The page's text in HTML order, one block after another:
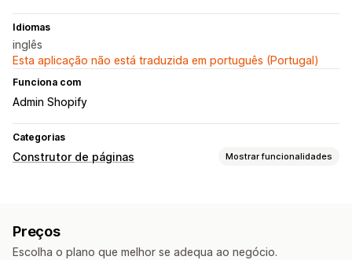
Idiomas
inglês
Esta aplicação não está traduzida em português (Portugal)
Funciona com
Admin Shopify
Categorias
Construtor de páginas Mostrar funcionalidades
Páginas de gestão
Preços
Escolha o plano que melhor se adequa ao negócio.